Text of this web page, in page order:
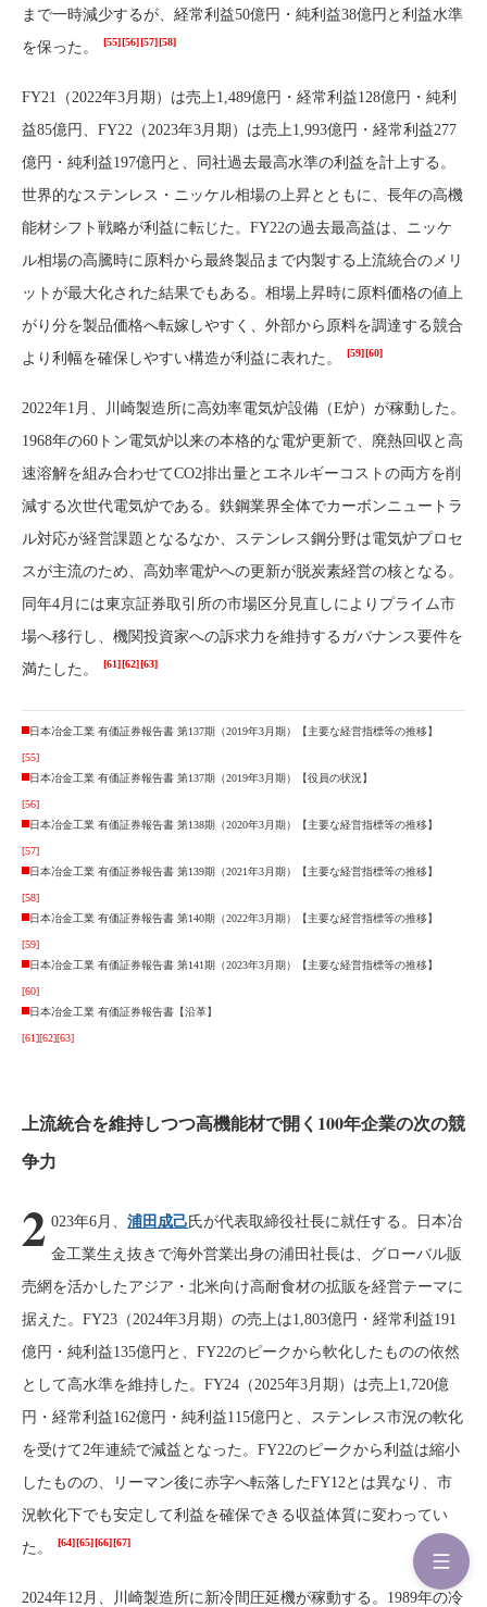
まで一時減少するが、経常利益50億円・純利益38億円と利益水準
を保った。
[55][56][57][58]
FY21（2022年3月期）は売上1,489億円・経常利益128億円・純利
益85億円、FY22（2023年3月期）は売上1,993億円・経常利益277
億円・純利益197億円と、同社過去最高水準の利益を計上する。
世界的なステンレス・ニッケル相場の上昇とともに、長年の高機
能材シフト戦略が利益に転じた。FY22の過去最高益は、ニッケ
ル相場の高騰時に原料から最終製品まで内製する上流統合のメリ
ットが最大化された結果でもある。相場上昇時に原料価格の値上
がり分を製品価格へ転嫁しやすく、外部から原料を調達する競合
より利幅を確保しやすい構造が利益に表れた。
[59][60]
2022年1月、川崎製造所に高効率電気炉設備（E炉）が稼動した。
1968年の60トン電気炉以来の本格的な電炉更新で、廃熱回収と高
速溶解を組み合わせてCO2排出量とエネルギーコストの両方を削
減する次世代電気炉である。鉄鋼業界全体でカーボンニュートラ
ル対応が経営課題となるなか、ステンレス鋼分野は電気炉プロセ
スが主流のため、高効率電炉への更新が脱炭素経営の核となる。
同年4月には東京証券取引所の市場区分見直しによりプライム市
場へ移行し、機関投資家への訴求力を維持するガバナンス要件を
満たした。
[61][62][63]
日本冶金工業 有価証券報告書 第137期（2019年3月期）【主要な経営指標等の推移】
[55]
日本冶金工業 有価証券報告書 第137期（2019年3月期）【役員の状況】
[56]
日本冶金工業 有価証券報告書 第138期（2020年3月期）【主要な経営指標等の推移】
[57]
日本冶金工業 有価証券報告書 第139期（2021年3月期）【主要な経営指標等の推移】
[58]
日本冶金工業 有価証券報告書 第140期（2022年3月期）【主要な経営指標等の推移】
[59]
日本冶金工業 有価証券報告書 第141期（2023年3月期）【主要な経営指標等の推移】
[60]
日本冶金工業 有価証券報告書【沿革】
[61][62][63]
上流統合を維持しつつ高機能材で開く100年企業の次の競
争力
2 023年6月、浦田成己 氏が代表取締役社長に就任する。日本冶
金工業生え抜きで海外営業出身の浦田社長は、グローバル販
売網を活かしたアジア・北米向け高耐食材の拡販を経営テーマに
据えた。FY23（2024年3月期）の売上は1,803億円・経常利益191
億円・純利益135億円と、FY22のピークから軟化したものの依然
として高水準を維持した。FY24（2025年3月期）は売上1,720億
円・経常利益162億円・純利益115億円と、ステンレス市況の軟化
を受けて2年連続で減益となった。FY22のピークから利益は縮小
したものの、リーマン後に赤字へ転落したFY12とは異なり、市
況軟化下でも安定して利益を確保できる収益体質に変わってい
た。
[64][65][66][67]
2024年12月、川崎製造所に新冷間圧延機が稼動する。1989年の冷